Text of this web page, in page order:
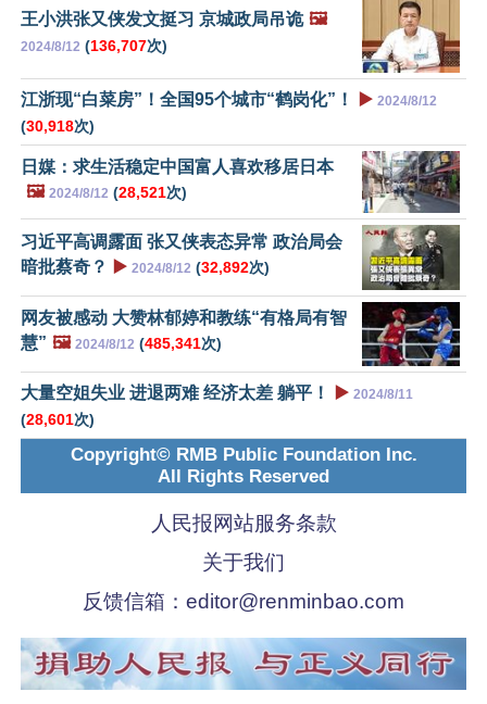
王小洪张又侠发文挺习 京城政局吊诡 🖼️
2024/8/12 (136,707次)
江浙现“白菜房”！全国95个城市“鹤岗化”！ ▶️ 2024/8/12
(30,918次)
日媒：求生活稳定中国富人喜欢移居日本
🖼️ 2024/8/12 (28,521次)
习近平高调露面 张又侠表态异常 政治局会
暗批蔡奇？
▶️ 2024/8/12 (32,892次)
网友被感动 大赞林郁婷和教练“有格局有智
慧” 🖼️ 2024/8/12 (485,341次)
大量空姐失业 进退两难 经济太差 躺平！ ▶️ 2024/8/11
(28,601次)
Copyright© RMB Public Foundation Inc.
All Rights Reserved
人民报网站服务条款
关于我们
反馈信箱： editor@renminbao.com